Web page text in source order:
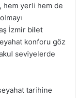
hem yerli hem de
İzmir bilet
konforu göz
seviyelerde
tarihine